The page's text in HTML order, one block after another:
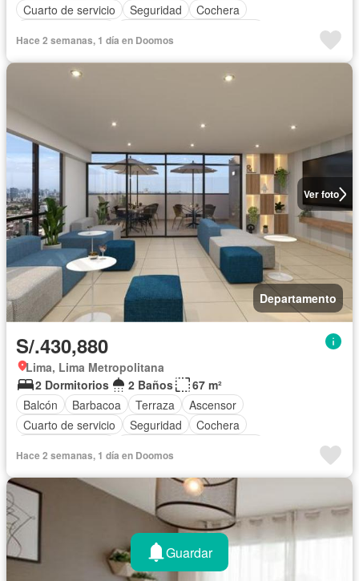
Cuarto de servicio
Seguridad
Cochera
Hace 2 semanas, 1 día en Doomos
Ver foto
Departamento
S/.430,880
Lima, Lima Metropolitana
2 Dormitorios
2 Baños
67 m²
Balcón
Barbacoa Terraza
Ascensor
Cuarto de servicio
Seguridad
Cochera
Hace 2 semanas, 1 día en Doomos
Guardar